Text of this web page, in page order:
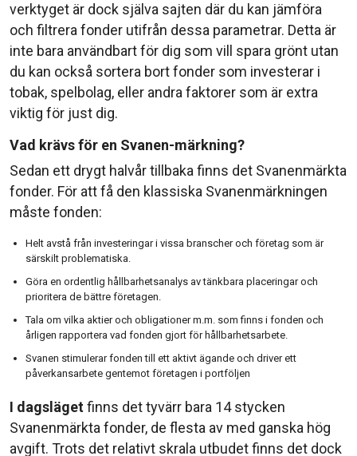
verktyget är dock själva sajten där du kan jämföra
och filtrera fonder utifrån dessa parametrar. Detta är
inte bara användbart för dig som vill spara grönt utan
du kan också sortera bort fonder som investerar i
tobak, spelbolag, eller andra faktorer som är extra
viktig för just dig.
Vad krävs för en Svanen-märkning?
Sedan ett drygt halvår tillbaka finns det Svanenmärkta
fonder. För att få den klassiska Svanenmärkningen
måste fonden:
Helt avstå från investeringar i vissa branscher och företag som är
särskilt problematiska.
Göra en ordentlig hållbarhetsanalys av tänkbara placeringar och
prioritera de bättre företagen.
Tala om vilka aktier och obligationer m.m. som finns i fonden och
årligen rapportera vad fonden gjort för hållbarhetsarbete.
Svanen stimulerar fonden till ett aktivt ägande och driver ett
påverkansarbete gentemot företagen i portföljen
I dagslägetfinns det tyvärr bara 14 stycken
Svanenmärkta fonder, de flesta av med ganska hög
avgift. Trots det relativt skrala utbudet finns det dock